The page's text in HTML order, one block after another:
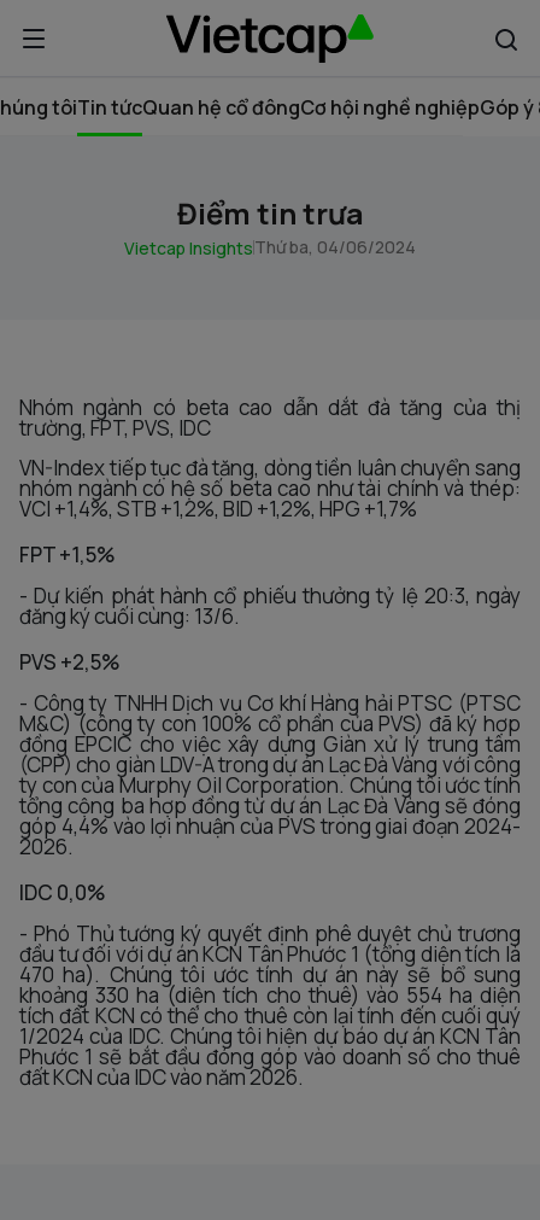
tôiTin tứcQuan hệ cổ đôngCơ hội nghề nghiệpGóp ý
Điểm tin trưa
Vietcap InsightsThứ ba, 04/06/2024
Nhóm ngành có beta cao dẫn dắt đà tăng của thị
trường, FPT, PVS, IDC
VN-Index tiếp tục đà tăng, dòng tiền luân chuyển sang
nhóm ngành có hệ số beta cao như tài chính và thép:
VCI +1,4%, STB +1,2%, BID +1,2%, HPG +1,7%
FPT +1,5%
- Dự kiến phát hành cổ phiếu thưởng tỷ lệ 20:3, ngày
đăng ký cuối cùng: 13/6.
PVS +2,5%
- Công ty TNHH Dịch vụ Cơ khí Hàng hải PTSC (PTSC
M&C) (công ty con 100% cổ phần của PVS) đã ký hợp
đồng EPCIC cho việc xây dựng Giàn xử lý trung tâm
(CPP) cho giàn LDV-A trong dự án Lạc Đà Vàng với công
ty con của Murphy Oil Corporation. Chúng tôi ước tính
tổng cộng ba hợp đồng từ dự án Lạc Đà Vàng sẽ đóng
góp 4,4% vào lợi nhuận của PVS trong giai đoạn 2024-
2026.
IDC 0,0%
- Phó Thủ tướng ký quyết định phê duyệt chủ trương
đầu tư đối với dự án KCN Tân Phước 1 (tổng diện tích là
470 ha). Chúng tôi ước tính dự án này sẽ bổ sung
khoảng 330 ha (diện tích cho thuê) vào 554 ha diện
tích đất KCN có thể cho thuê còn lại tính đến cuối quý
1/2024 của IDC. Chúng tôi hiện dự báo dự án KCN Tân
Phước 1 sẽ bắt đầu đóng góp vào doanh số cho thuê
đất KCN của IDC vào năm 2026.